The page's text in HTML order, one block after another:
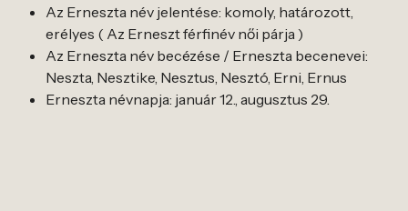
Az Erneszta név jelentése: komoly, határozott,
erélyes ( Az Erneszt férfinév női párja )
Az Erneszta név becézése / Erneszta becenevei:
Neszta, Nesztike, Nesztus, Nesztó, Erni, Ernus
Erneszta névnapja: január 12., augusztus 29.